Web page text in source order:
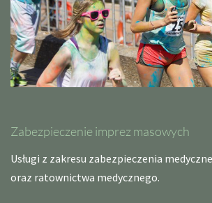
Zabezpieczenie imprez masowych
Usługi z zakresu zabezpieczenia
oraz ratownictwa medycznego.